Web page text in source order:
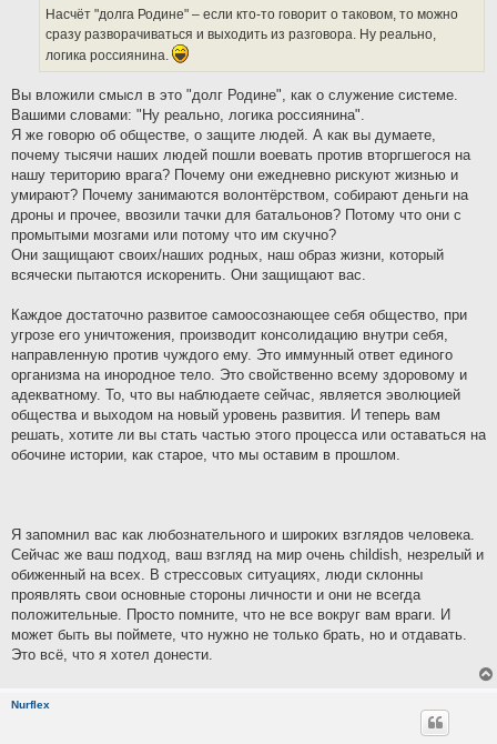
Насчёт "долга Родине" – если кто-то говорит о таковом, то можно
сразу разворачиваться и выходить из разговора. Ну реально,
логика россиянина.
Вы вложили смысл в это "долг Родине", как о служение системе.
Вашими словами: "Ну реально, логика россиянина".
Я же говорю об обществе, о защите людей. А как вы думаете,
почему тысячи наших людей пошли воевать против вторгшегося на
нашу територию врага? Почему они ежедневно рискуют жизнью и
умирают? Почему занимаются волонтёрством, собирают деньги на
дроны и прочее, ввозили тачки для батальонов? Потому что они с
промытыми мозгами или потому что им скучно?
Они защищают своих/наших родных, наш образ жизни, который
всячески пытаются искоренить. Они защищают вас.
Каждое достаточно развитое самоосознающее себя общество, при
угрозе его уничтожения, производит консолидацию внутри себя,
направленную против чуждого ему. Это иммунный ответ единого
организма на инородное тело. Это свойственно всему здоровому и
адекватному. То, что вы наблюдаете сейчас, является эволюцией
общества и выходом на новый уровень развития. И теперь вам
решать, хотите ли вы стать частью этого процесса или оставаться на
обочине истории, как старое, что мы оставим в прошлом.
Я запомнил вас как любознательного и широких взглядов человека.
Сейчас же ваш подход, ваш взгляд на мир очень childish, незрелый и
обиженный на всех. В стрессовых ситуациях, люди склонны
проявлять свои основные стороны личности и они не всегда
положительные. Просто помните, что не все вокруг вам враги. И
может быть вы поймете, что нужно не только брать, но и отдавать.
Это всё, что я хотел донести.
Nurflex